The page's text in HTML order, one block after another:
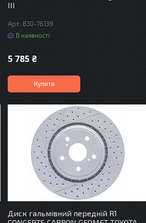
III
830-76139
В наявності
5 785 ₴
Купити
Диск гальмівний передній R1